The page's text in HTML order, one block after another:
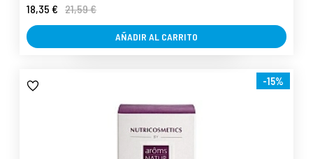
18,35 € 21,59 €
AÑADIR AL CARRITO
-15%